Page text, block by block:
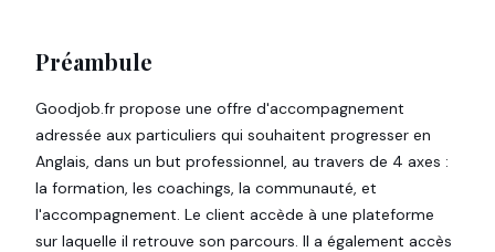
Préambule
Goodjob.fr propose une offre d'accompagnement
adressée aux particuliers qui souhaitent progresser en
Anglais, dans un but professionnel, au travers de 4 axes :
la formation, les coachings, la communauté, et
l'accompagnement. Le client accède à une plateforme
sur laquelle il retrouve son parcours. Il a également accès